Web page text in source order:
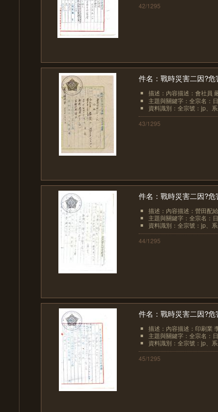
42/1295
件名：戰時災害二因?
描述：內容描述：會社員
主題與關鍵字：全宗名：
資料識別：全宗號：jp、
43/1295
件名：戰時災害二因?
描述：內容描述：營田配
主題與關鍵字：全宗名：
資料識別：全宗號：jp、
44/1295
件名：戰時災害二因?
描述：內容描述：印刷業
主題與關鍵字：全宗名：
資料識別：全宗號：jp、
45/1295